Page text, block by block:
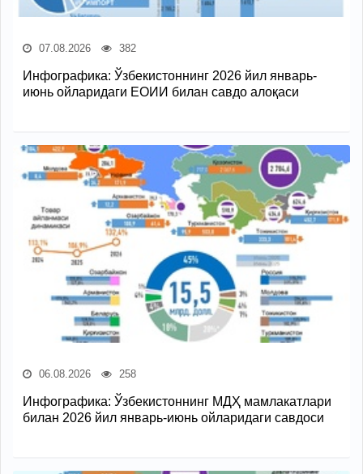
07.08.2026 382
Инфографика: Ўзбекистоннинг 2026 йил январь-
июнь ойларидаги ЕОИИ билан савдо алоқаси
06.08.2026 258
Инфографика: Ўзбекистоннинг МДҲ мамлакатлари
билан 2026 йил январь-июнь ойларидаги савдоси